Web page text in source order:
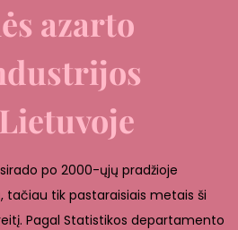
azarto
po 2000-ųjų pradžioje
tačiau tik pastaraisiais metais ši
Pagal Statistikos departamento